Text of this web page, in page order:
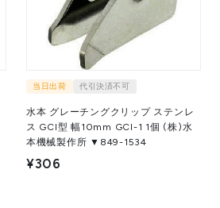
当日出荷 代引決済不可
水本 グレーチングクリップ ステンレ
ス GCI型 幅10mm GCI-1 1個 (株)水
本機械製作所 ▼849-1534
¥306